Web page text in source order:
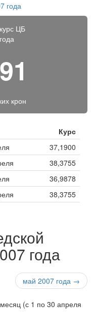
года
ЦБ
крон
Курс
37,1900
38,3755
36,9878
38,3755
года
май 2007 года →